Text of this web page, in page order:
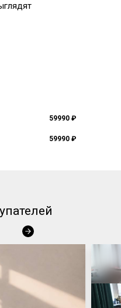
59990 ₽
59990 ₽